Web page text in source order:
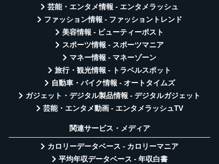
芸能・エンタメ情報 - エンタメラッシュ
ファッション情報 - ファッショントレンド
美容情報 - ビューティーポスト
スポーツ情報 - スポーツマニア
マネー情報 - マネーゾーン
旅行・観光情報 - トラベルスポット
自動車・バイク情報 - オートタイムズ
ガジェット・デジタル製品情報 - デジタルガジェット
芸能・エンタメ動画 - エンタメラッシュTV
関連サービス・メディア
カロリーデータベース - カロリーマニア
平均年収データベース - 年収白書